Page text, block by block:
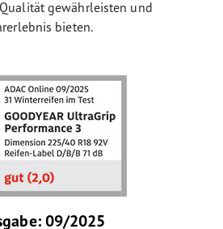
gewährleisten und
bieten.
09/2025